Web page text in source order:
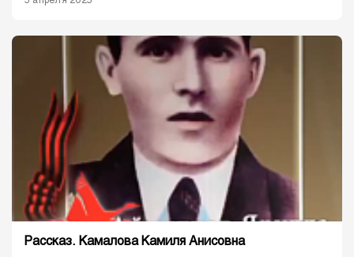
Рассказ. Камалова Камиля Анисовна